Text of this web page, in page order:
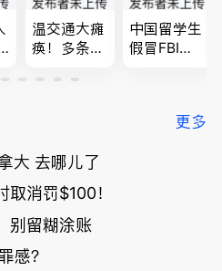
温交通大瘫
痪！多条主
底；做顿饭
单；房市崩
盘前兆？加
国租赁市场
恐迎暴跌危
中国留学生
假冒FBI上
夫妻住进殡
更多
大 去哪儿了
消罚$100！
别留糊涂账
感？